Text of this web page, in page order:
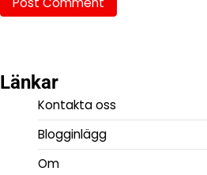
Länkar
Kontakta oss
Blogginlägg
Om